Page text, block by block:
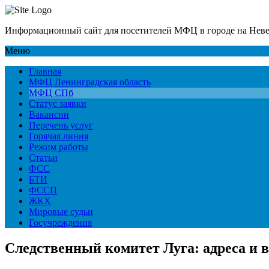
Информационный сайт для посетителей МФЦ в городе на Неве
Меню
Главная
МФЦ Ленинградская область
МФЦ СПб
Статус заявки
Вакансии
Перечень услуг
Горячая линия
Режим работы
Статьи
ФСС
БТИ
ФССП
ЖКХ
Мировые судьи
Госучреждения
Следственный комитет Луга: адреса и